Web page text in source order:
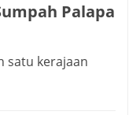
Palapa
satu kerajaan